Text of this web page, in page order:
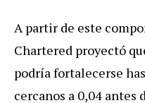
A partir de este
Chartered proyectó
podría fortalecerse
cercanos a 0,04 antes